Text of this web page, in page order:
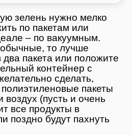
зелень нужно мелко
по пакетам или
– по вакуумным.
то лучше
пакета или положите
контейнер с
сделать,
пакеты
воздух (пусть и очень
все продукты в
поздно будут пахнуть